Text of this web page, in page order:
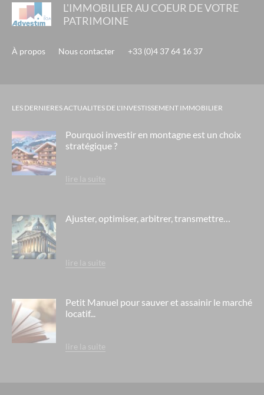
L'IMMOBILIER AU COEUR DE VOTRE
PATRIMOINE
À propos Nous contacter +33 (0)4 37 64 16 37
LES DERNIERES ACTUALITES DE L'INVESTISSEMENT IMMOBILIER
Pourquoi investir en montagne est un choix
stratégique ?
lire la suite
Ajuster, optimiser, arbitrer, transmettre…
lire la suite
Petit Manuel pour sauver et assainir le marché
locatif...
lire la suite